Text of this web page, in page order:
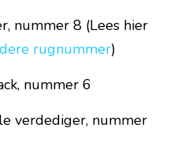
nummer 8 (Lees hier
rugnummer)
nummer 6
verdediger, nummer